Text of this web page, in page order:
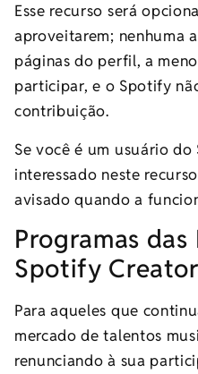
Esse recurso será
aproveitarem; nenhuma
páginas do perfil, a
participar, e o Spotify
contribuição.
Se você é um usuário
interessado neste
avisado quando a
Programas
Spotify Creator
Para aqueles que
mercado de talentos
renunciando à sua